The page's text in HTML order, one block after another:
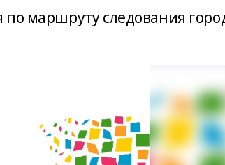
маршруту следования